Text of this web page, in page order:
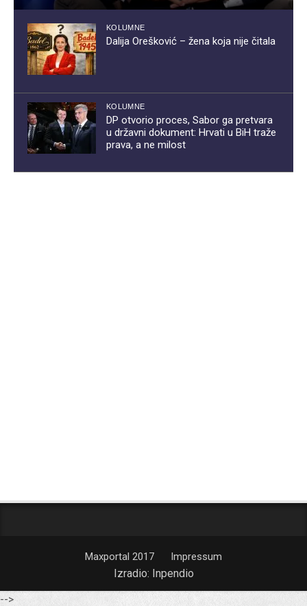
KOLUMNE
Dalija Orešković – žena koja nije čitala
KOLUMNE
DP otvorio proces, Sabor ga pretvara
u državni dokument: Hrvati u BiH traže
prava, a ne milost
Maxportal 2017 Impressum
Izradio: Inpendio
-->